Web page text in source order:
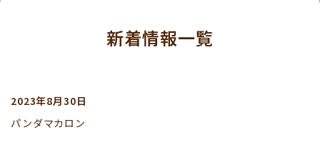
新着情報一覧
2023年8月30日
パンダマカロン